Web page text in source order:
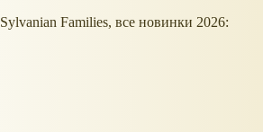
Sylvanian Families, все новинки 2026: